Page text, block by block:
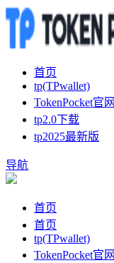
首页
tp(TPwallet)
TokenPocket官网
tp2.0下载
tp2025最新版
导航
首页
首页
tp(TPwallet)
TokenPocket官网